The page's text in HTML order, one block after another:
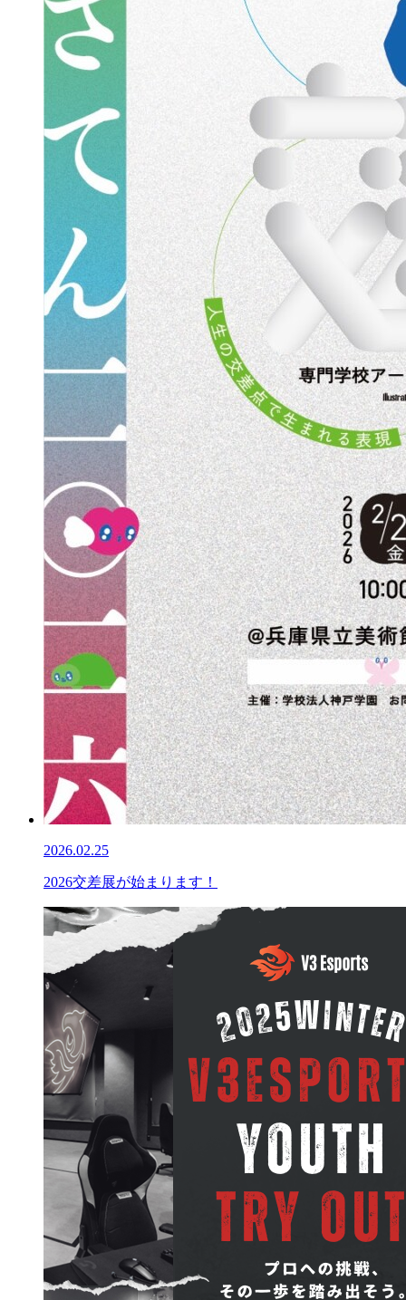
2026.02.25
2026交差展が始まります！